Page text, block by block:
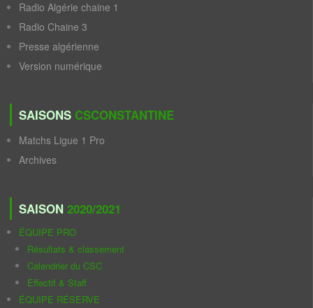
Radio Algérie chaine 1
Radio Chaine 3
Presse algérienne
Version numérique
SAISONS CSCONSTANTINE
Matchs Ligue 1 Pro
Archives
SAISON 2020/2021
ÉQUIPE PRO
Résultats & classement
Calendrier du CSC
Effectif & Staff
ÉQUIPE RÉSERVE